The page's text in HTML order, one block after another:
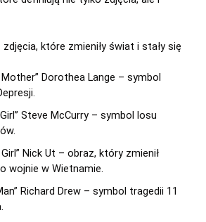
które zmieniły świat i stały się
Dorothea Lange – symbol
Steve McCurry – symbol losu
Nick Ut – obraz, który zmienił
wojnie w Wietnamie.
Richard Drew – symbol tragedii 11